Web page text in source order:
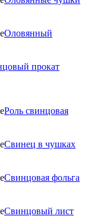
Оловянный
прокат
Роль свинцовая
Свинец в чушках
Свинцовая фольга
Свинцовый лист